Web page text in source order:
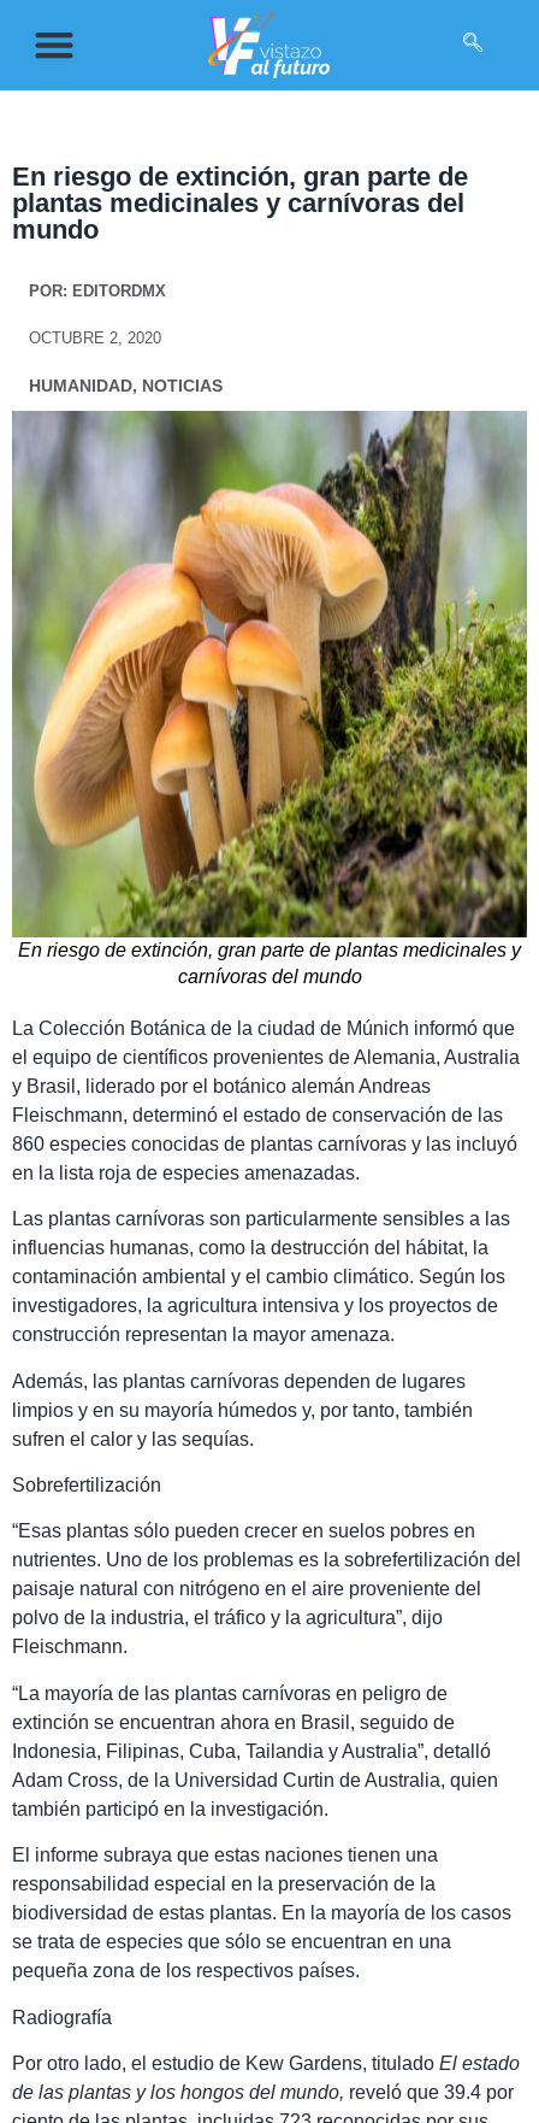
En riesgo de extinción, gran parte de
plantas medicinales y carnívoras del
mundo
POR: EDITORDMX
OCTUBRE 2, 2020
HUMANIDAD, NOTICIAS
En riesgo de extinción, gran parte de plantas medicinales y
carnívoras del mundo
La Colección Botánica de la ciudad de Múnich informó que
el equipo de científicos provenientes de Alemania, Australia
y Brasil, liderado por el botánico alemán Andreas
Fleischmann, determinó el estado de conservación de las
860 especies conocidas de plantas carnívoras y las incluyó
en la lista roja de especies amenazadas.
Las plantas carnívoras son particularmente sensibles a las
influencias humanas, como la destrucción del hábitat, la
contaminación ambiental y el cambio climático. Según los
investigadores, la agricultura intensiva y los proyectos de
construcción representan la mayor amenaza.
Además, las plantas carnívoras dependen de lugares
limpios y en su mayoría húmedos y, por tanto, también
sufren el calor y las sequías.
Sobrefertilización
Esas plantas sólo pueden crecer en suelos pobres en
nutrientes. Uno de los problemas es la sobrefertilización del
paisaje natural con nitrógeno en el aire proveniente del
polvo de la industria, el tráfico y la agricultura , dijo
Fleischmann.
La mayoría de las plantas carnívoras en peligro de
extinción se encuentran ahora en Brasil, seguido de
Indonesia, Filipinas, Cuba, Tailandia y Australia , detalló
Adam Cross, de la Universidad Curtin de Australia, quien
también participó en la investigación.
El informe subraya que estas naciones tienen una
responsabilidad especial en la preservación de la
biodiversidad de estas plantas. En la mayoría de los casos
se trata de especies que sólo se encuentran en una
pequeña zona de los respectivos países.
Radiografía
Por otro lado, el estudio de Kew Gardens, titulado El estado
de las plantas y los hongos del mundo, reveló que 39.4 por